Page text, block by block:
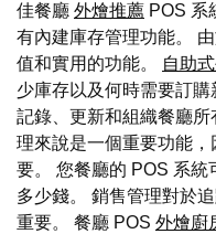
佳餐廳 外燴推薦 POS 系
有內建庫存管理功能。
值和實用的功能。
自助
少庫存以及何時需要訂
記錄、更新和組織餐廳
理來說是一個重要功能
要。 您餐廳的 POS 系統
多少錢。 銷售管理對於
重要。 餐廳 POS 外燴廚